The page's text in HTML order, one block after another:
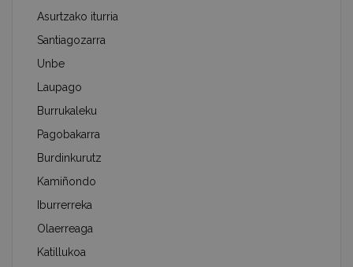
Asurtzako iturria
Santiagozarra
Unbe
Laupago
Burrukaleku
Pagobakarra
Burdinkurutz
Kamiñondo
Iburrerreka
Olaerreaga
Katillukoa